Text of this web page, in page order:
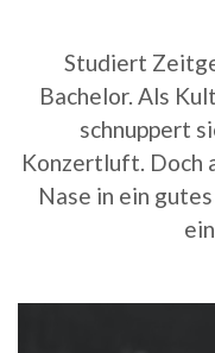
Studiert
Bachelor. Als
schnuppert
Konzertluft. Doch
Nase in ein